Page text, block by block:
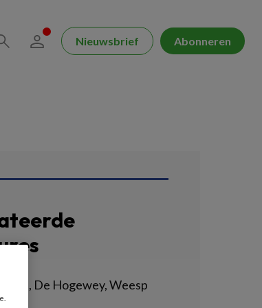
Nieuwsbrief Abonneren
IG, De Hogewey, Weesp